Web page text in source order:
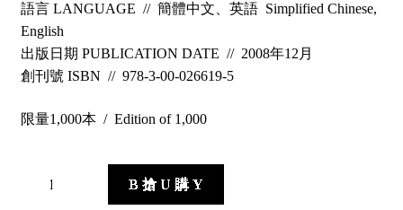
語言 LANGUAGE // 簡體中文、英語 Simplified Chinese,
English
出版日期 PUBLICATION DATE // 2008年12月
創刊號 ISBN // 978-3-00-026619-5
限量1,000本 / Edition of 1,000
B 搶 U 購 Y